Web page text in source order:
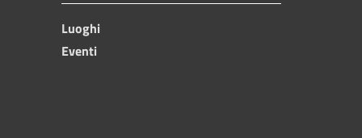
Luoghi
Eventi